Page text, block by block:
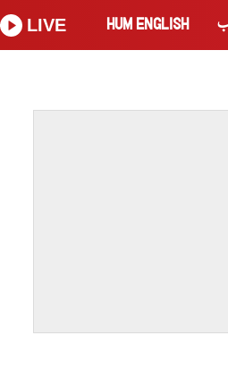
HUM ENGLISH
LIVE